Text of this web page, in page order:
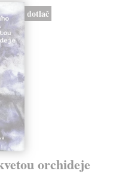
dotlač
orchideje